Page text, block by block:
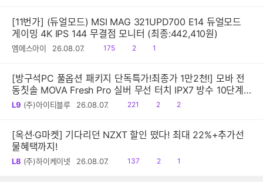
[11번가] (듀얼모드) MSI MAG 321UPD700 E14 듀얼모드
게이밍 4K IPS 144 무결점 모니터 (최종:442,410원)
엠에스아이 26.08.07.
읽
175
공
2
댓1
[방구석PC 풀옵션 패키지 단독특가!최종가 1만2천!] 모바 전
동칫솔 MOVA Fresh Pro 실버 무선 터치 IPX7 방수 10단계
진동 음파 전동칫솔
L9 (주)아이티블루 26.08.07.
읽
221
공
2
댓
2
[옥션·G마켓] 기다리던 NZXT 할인 떴다! 최대 22%+추가선
물혜택까지!
L8 (주)하이케이넷 26.08.07.
읽
137
공
2
댓1